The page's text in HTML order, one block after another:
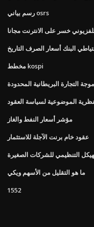
رسم بياني osrs
خسر على الانترنت مجانا
البنك أسعار الصرف التاريخ
مخطط kospi
موجة التجارة البريطانية المحدودة
الموضوعية لسياسة العقود
مؤشر أسعار النفط والغاز
عقود خام برنت الآجلة للاستثمار
التنظيمي للشركات الصغيرة
ما هو التقليل من الأسهم ويكي
1552